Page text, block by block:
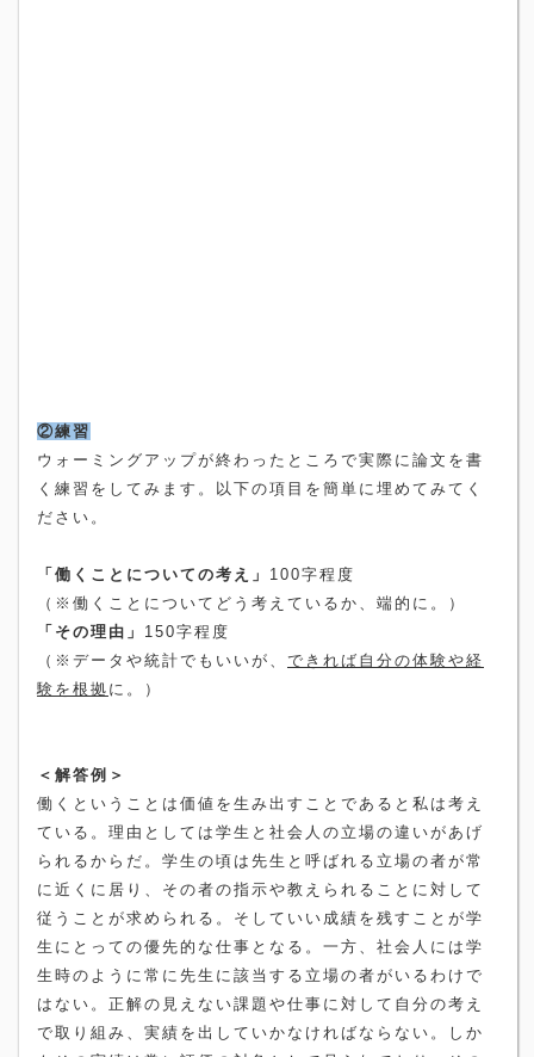
②練習
ウォーミングアップが終わったところで実際に論文を書
く練習をしてみます。以下の項目を簡単に埋めてみてく
ださい。
「働くことについての考え」 100字程度
（※働くことについてどう考えているか、端的に。）
「その理由」 150字程度
（※データや統計でもいいが、 できれば自分の体験や経
験を根拠 に。）
＜解答例＞
働くということは価値を生み出すことであると私は考え
ている。理由としては学生と社会人の立場の違いがあげ
られるからだ。学生の頃は先生と呼ばれる立場の者が常
に近くに居り、その者の指示や教えられることに対して
従うことが求められる。そしていい成績を残すことが学
生にとっての優先的な仕事となる。一方、社会人には学
生時のように常に先生に該当する立場の者がいるわけで
はない。正解の見えない課題や仕事に対して自分の考え
で取り組み、実績を出していかなければならない。しか